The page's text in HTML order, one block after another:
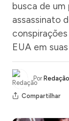
busca de
assassinato
EUA em
Por Redação
Compartilhar